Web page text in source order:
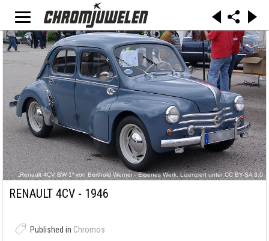
„Renault 4CV BW 1“ von Berthold Werner - Eigenes Werk. Lizenziert unter CC BY-SA 3.0
über Wikimedia Commons -
RENAULT 4CV - 1946
Published in Chromos